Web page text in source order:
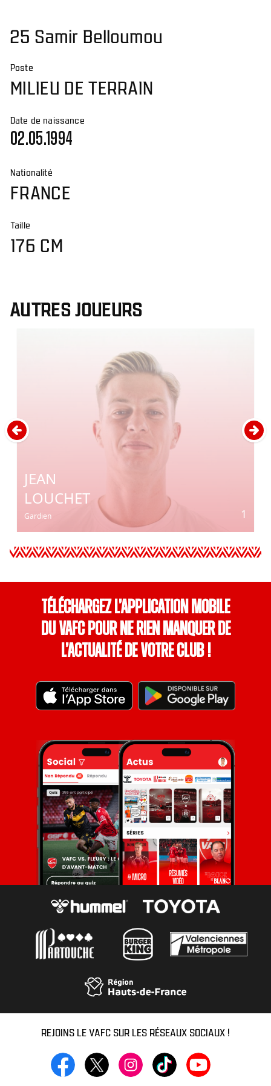
25 Samir Belloumou
Poste
MILIEU DE TERRAIN
Date de naissance
02.05.1994
Nationalité
FRANCE
Taille
176 CM
AUTRES JOUEURS
JEAN
LOUCHET
Gardien 1
Téléchargez l’application mobile
du VAFC pour ne rien manquer de
l’actualité de votre club !
REJOINS LE VAFC SUR LES RÉSEAUX SOCIAUX !